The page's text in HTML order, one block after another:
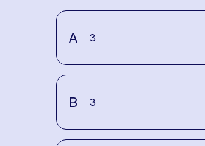
A 3
B 3